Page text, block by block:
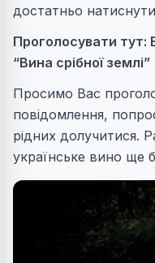
достатньо
Проголосувати тут:
“Вина срібної землі”
Просимо Вас
повідомлення,
рідних долучитися.
українське вино ще